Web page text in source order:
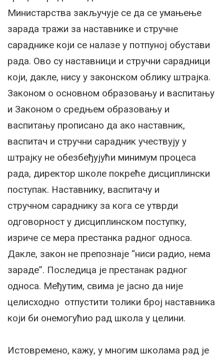
Министарства закључује се да се умањење
зарада тражи за наставнике и стручне
сараднике који се налазе у потпуној обустави
рада. Ово су наставници и стручни сарадници
који, дакле, нису у законском облику штрајка.
Законом о основном образовању и васпитању
и Законом о средњем образовању и
васпитању прописано да ако наставник,
васпитач и стручни сарадник учествују у
штрајку не обезбеђујући минимум процеса
рада, директор школе покреће дисциплински
поступак. Наставнику, васпитачу и
стручном сараднику за кога се утврди
одговорност у дисциплинском поступку,
изриче се мера престанка радног односа.
Дакле, закон не препознаје “ниси радио, нема
зараде”. Последица је престанак радног
односа. Међутим, свима је јасно да није
целисходно отпустити толики број наставника
који би онемогућио рад школа у целини.
Истовремено, кажу, у многим школама рад је